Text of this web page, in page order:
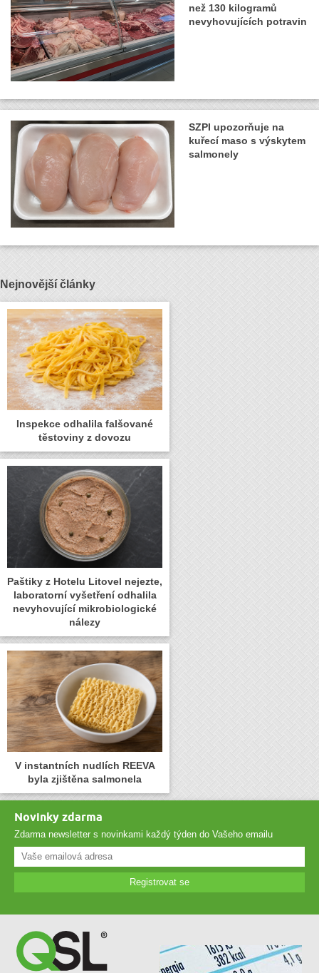
než 130 kilogramů
nevyhovujících potravin
SZPI upozorňuje na
kuřecí maso s výskytem
salmonely
Nejnovější články
Inspekce odhalila falšované
těstoviny z dovozu
Paštiky z Hotelu Litovel nejezte,
laboratorní vyšetření odhalila
nevyhovující mikrobiologické
nálezy
V instantních nudlích REEVA
byla zjištěna salmonela
Novinky zdarma
Zdarma newsletter s novinkami každý týden do Vašeho emailu
Registrovat se